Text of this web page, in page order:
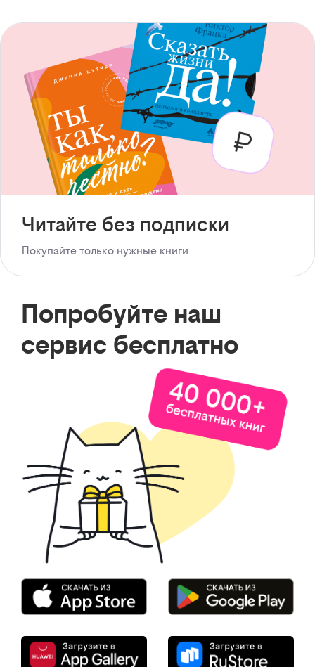
Читайте без подписки
Покупайте только нужные книги
Попробуйте наш
сервис бесплатно